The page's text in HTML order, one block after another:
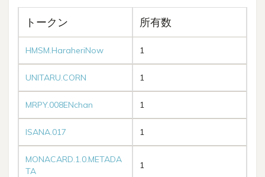
トークン 所有数
HMSM.HaraheriNow 1
UNITARU.CORN 1
MRPY.008ENchan 1
ISANA.017 1
MONACARD.1.0.METADA
TA
1